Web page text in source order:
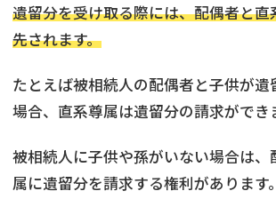
遺留分を受け取る際には、配偶者と直
先されます。
たとえば被相続人の配偶者と子供が遺
場合、直系尊属は遺留分の請求ができ
被相続人に子供や孫がいない場合は、
属に遺留分を請求する権利があります。